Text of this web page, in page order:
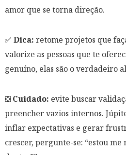
amor que se torna direção.
✅ Dica: retome projetos que
valorize as pessoas que te
genuíno, elas são o verdadeiro
❎Cuidado: evite buscar
preencher vazios internos.
inflar expectativas e gerar
crescer, pergunte-se: “estou